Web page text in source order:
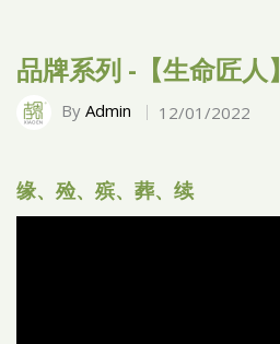
品牌系列 -【生命匠人】
By Admin 12/01/2022
缘、殓、殡、葬、续